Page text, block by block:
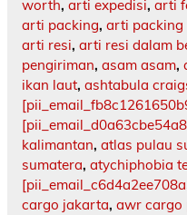
worth, arti expedisi, arti
arti packing, arti packing
arti resi, arti resi dalam
pengiriman, asam asam,
ikan laut, ashtabula
kalimantan, atlas pulau
sumatera, atychiphobia
cargo jakarta, awr cargo